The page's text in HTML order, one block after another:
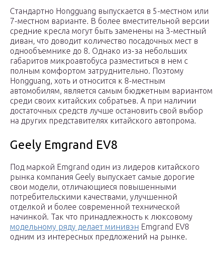
Стандартно Hongguang выпускается в 5-местном или
7-местном варианте. В более вместительной версии
средние кресла могут быть заменены на 3-местный
диван, что доводит количество посадочных мест в
однообъемнике до 8. Однако из-за небольших
габаритов микроавтобуса разместиться в нем с
полным комфортом затруднительно. Поэтому
Hongguang, хоть и относится к 8-местным
автомобилям, является самым бюджетным вариантом
среди своих китайских собратьев. А при наличии
достаточных средств лучше остановить свой выбор
на других представителях китайского автопрома.
Geely Emgrand EV8
Под маркой Emgrand один из лидеров китайского
рынка компания Geely выпускает самые дорогие
свои модели, отличающиеся повышенными
потребительскими качествами, улучшенной
отделкой и более современной технической
начинкой. Так что принадлежность к люксовому
модельному ряду делает минивэн Emgrand EV8
одним из интересных предложений на рынке.